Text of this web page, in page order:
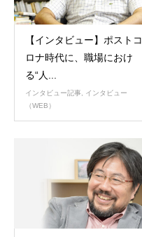
【インタビュー】ポストコ
ロナ時代に、職場におけ
る“人...
インタビュー記事
インタビュー
（WEB）